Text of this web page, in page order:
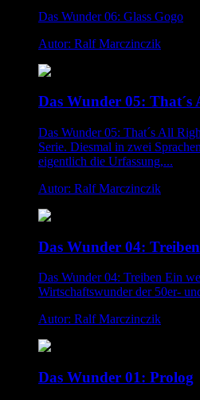
Das Wunder 06: Glass Gogo
Autor: Ralf Marczinczik
Das Wunder 05: That´s
Das Wunder 05: That´s All
Serie. Diesmal in zwei
eigentlich die Urfassung,...
Autor: Ralf Marczinczik
Das Wunder 04: Treiben
Das Wunder 04: Treiben Ein
Wirtschaftswunder der 50er-
Autor: Ralf Marczinczik
Das Wunder 01: Prolog